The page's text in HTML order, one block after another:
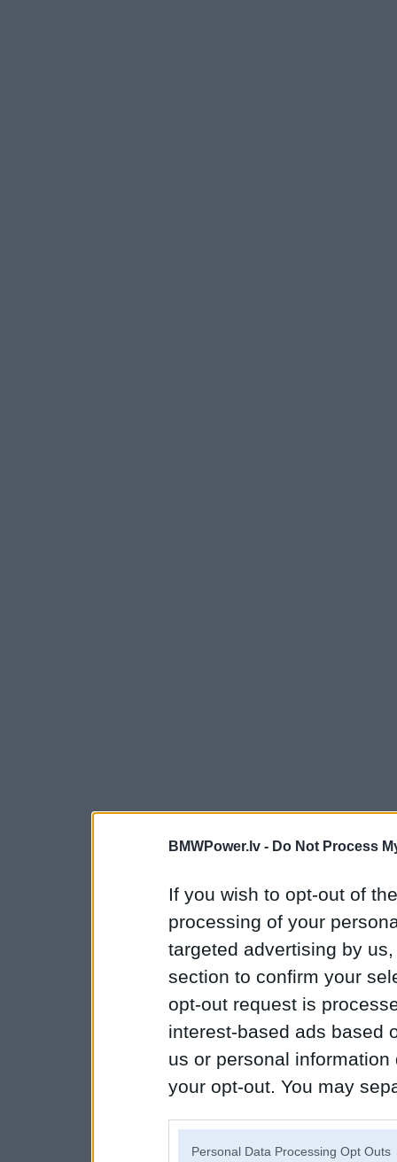
BMWPower.lv - Do Not Process
If you wish to opt-out of
processing of your
targeted advertising by
section to confirm your
opt-out request is
interest-based ads based
us or personal
your opt-out. You may
Personal Data Processing Opt Outs